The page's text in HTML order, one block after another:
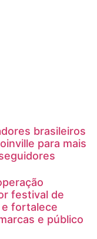
brasileiros
para mais
festival de
e fortalece
e público